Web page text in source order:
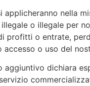
nella
o illegale per
profitti o entrate,
o uso del
aggiuntivo dichiara